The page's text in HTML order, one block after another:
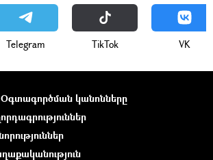
Telegram ТikТоk VK
Օգտագործման կանոնները